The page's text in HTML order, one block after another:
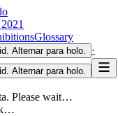
Glossary
Alternar para holo. ·
Alternar para holo.
Please wait…